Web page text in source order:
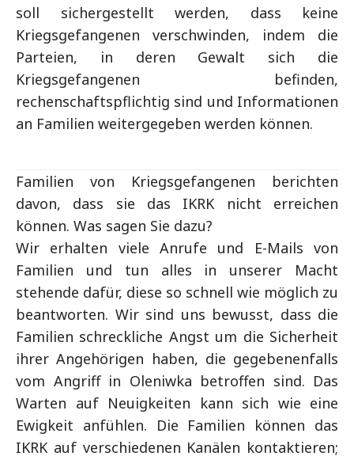
soll sichergestellt werden, dass keine
Kriegsgefangenen verschwinden, indem die
Parteien, in deren Gewalt sich die
Kriegsgefangenen befinden,
rechenschaftspflichtig sind und Informationen
an Familien weitergegeben werden können.
Familien von Kriegsgefangenen berichten
davon, dass sie das IKRK nicht erreichen
können. Was sagen Sie dazu?
Wir erhalten viele Anrufe und E-Mails von
Familien und tun alles in unserer Macht
stehende dafür, diese so schnell wie möglich zu
beantworten. Wir sind uns bewusst, dass die
Familien schreckliche Angst um die Sicherheit
ihrer Angehörigen haben, die gegebenenfalls
vom Angriff in Oleniwka betroffen sind. Das
Warten auf Neuigkeiten kann sich wie eine
Ewigkeit anfühlen. Die Familien können das
IKRK auf verschiedenen Kanälen kontaktieren;